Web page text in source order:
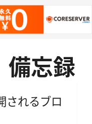
備忘録
されるブロ